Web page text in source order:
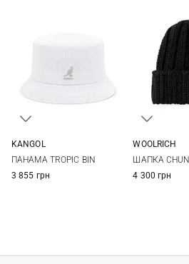
KANGOL
ПАНАМА TROPIC BIN
3 855 грн
WOOLRICH
ШАПКА
4 300 грн